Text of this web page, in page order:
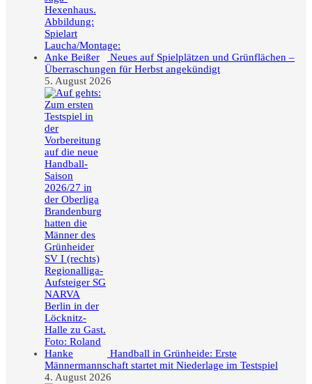
Neues auf Spielplätzen und Grünflächen –
Überraschungen für Herbst angekündigt
5. August 2026
Handball in Grünheide: Erste
Männermannschaft startet mit Niederlage im Testspiel
4. August 2026